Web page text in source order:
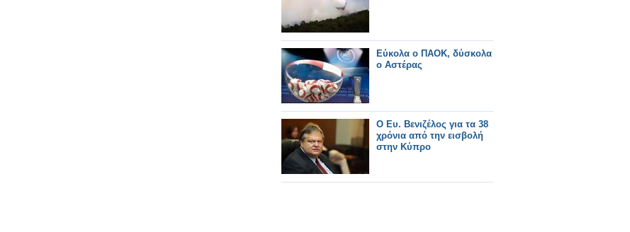
Εύκολα ο ΠΑΟΚ, δύσκολα
ο Αστέρας
Ο Ευ. Βενιζέλος για τα 38
χρόνια από την εισβολή
στην Κύπρο